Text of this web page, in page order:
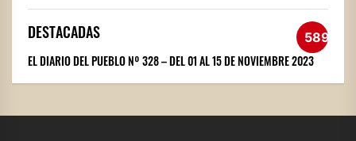
DESTACADAS 589
EL DIARIO DEL PUEBLO Nº 328 – DEL 01 AL 15 DE NOVIEMBRE 2023